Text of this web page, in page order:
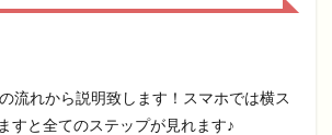
流れから説明致します！スマホでは横ス
すと全てのステップが見れます♪